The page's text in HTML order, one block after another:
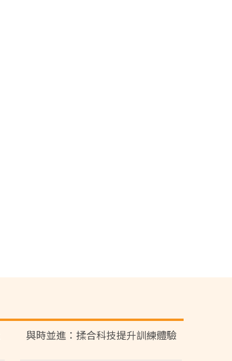
與時並進：揉合科技提升訓練體驗